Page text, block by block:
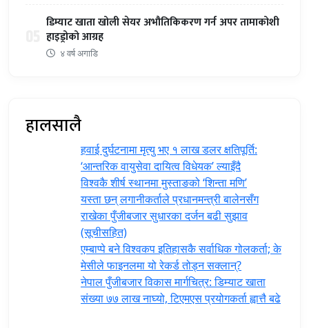
डिम्याट खाता खोली सेयर अभौतिकिकरण गर्न अपर तामाकोशी
हाइड्रोको आग्रह
४ वर्ष अगाडि
हालसालै
हवाई दुर्घटनामा मृत्यु भए १ लाख डलर क्षतिपूर्ति:
‘आन्तरिक वायुसेवा दायित्व विधेयक’ ल्याइँदै
विश्वकै शीर्ष स्थानमा मुस्ताङको ‘शिन्ता मणि’
यस्ता छन् लगानीकर्ताले प्रधानमन्त्री ‍बालेनसँग
राखेका पुँजीबजार सुधारका दर्जन बढी सुझाव
(सूचीसहित)
एम्बाप्पे बने विश्वकप इतिहासकै सर्वाधिक गोलकर्ता; के
मेसीले फाइनलमा यो रेकर्ड तोड्न सक्लान्?
नेपाल पुँजीबजार विकास मार्गचित्र: डिम्याट खाता
संख्या ७७ लाख नाघ्यो, टिएमएस प्रयोगकर्ता ह्वात्तै बढे